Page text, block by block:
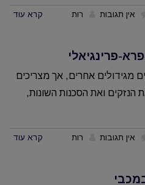
אין תגובות רות קרא עוד
פרינגיאלי
מגידולים אחרים, אך מצריכים
הנזקים ואת הסכנות השונות,
אין תגובות רות קרא עוד